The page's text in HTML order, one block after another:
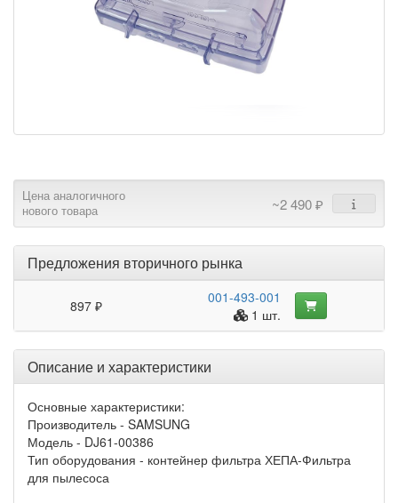
Цена аналогичного
нового товара
~2 490 ₽
Предложения вторичного рынка
897 ₽
001-493-001
1 шт.
Описание и характеристики
Основные характеристики:
Производитель - SAMSUNG
Модель - DJ61-00386
Тип оборудования - контейнер фильтра ХЕПА-Фильтра
для пылесоса